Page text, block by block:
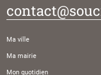
Ma ville
Ma mairie
Mon quotidien